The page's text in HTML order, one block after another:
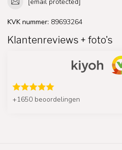
KVK nummer: 89693264
Klantenreviews + foto's
+1650 beoordelingen